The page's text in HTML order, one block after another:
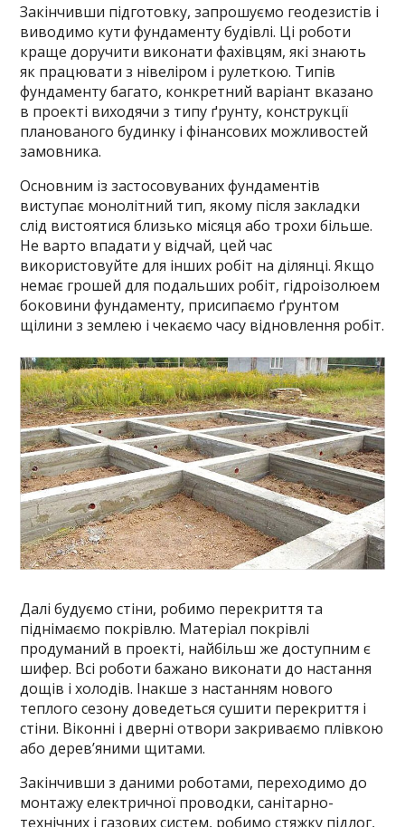
Закінчивши підготовку, запрошуємо геодезистів і
виводимо кути фундаменту будівлі. Ці роботи
краще доручити виконати фахівцям, які знають
як працювати з нівеліром і рулеткою. Типів
фундаменту багато, конкретний варіант вказано
в проекті виходячи з типу ґрунту, конструкції
планованого будинку і фінансових можливостей
замовника.
Основним із застосовуваних фундаментів
виступає монолітний тип, якому після закладки
слід вистоятися близько місяця або трохи більше.
Не варто впадати у відчай, цей час
використовуйте для інших робіт на ділянці. Якщо
немає грошей для подальших робіт, гідроізолюем
боковини фундаменту, присипаємо ґрунтом
щілини з землею і чекаємо часу відновлення робіт.
Далі будуємо стіни, робимо перекриття та
піднімаємо покрівлю. Матеріал покрівлі
продуманий в проекті, найбільш же доступним є
шифер. Всі роботи бажано виконати до настання
дощів і холодів. Інакше з настанням нового
теплого сезону доведеться сушити перекриття і
стіни. Віконні і дверні отвори закриваємо плівкою
або дерев’яними щитами.
Закінчивши з даними роботами, переходимо до
монтажу електричної проводки, санітарно-
технічних і газових систем, робимо стяжку підлог,